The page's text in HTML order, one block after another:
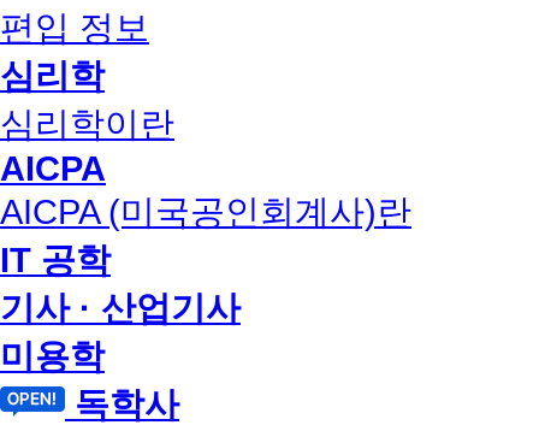
편입 정보
심리학
심리학이란
AICPA
AICPA (미국공인회계사)란
IT 공학
기사 · 산업기사
미용학
독학사